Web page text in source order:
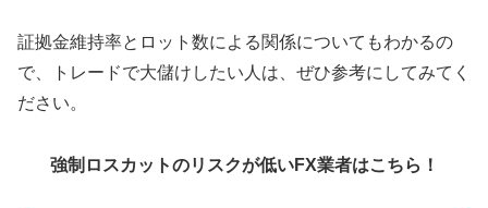
証拠金維持率とロット数による関係についてもわかるの
で、トレードで大儲けしたい人は、ぜひ参考にしてみてく
ださい。
強制ロスカットのリスクが低いFX業者はこちら！